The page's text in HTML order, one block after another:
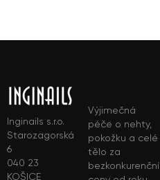
Inginails s.r.o.
Starozagorská
6
040 23
KOŠICE
Výjimečná
péče o nehty,
pokožku a celé
tělo za
bezkonkurenční